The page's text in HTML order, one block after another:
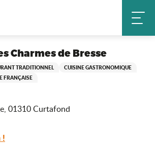
Les Charmes de Bresse
Charmes de Bresse
TRADITIONNEL
CUISINE GASTRONOMIQUE
FRANÇAISE
01310 Curtafond
!